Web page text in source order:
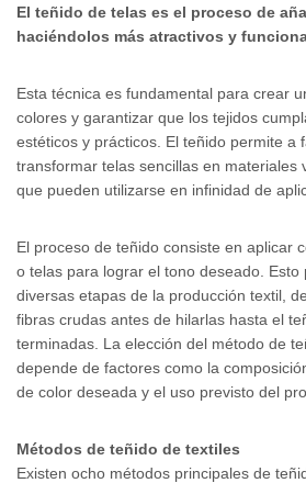
El teñido de telas es el proceso de
haciéndolos más atractivos y
Esta técnica es fundamental para crear
colores y garantizar que los tejidos
estéticos y prácticos. El teñido permite a
transformar telas sencillas en materiales
que pueden utilizarse en infinidad de
El proceso de teñido consiste en aplicar
o telas para lograr el tono deseado. Esto
diversas etapas de la producción textil,
fibras crudas antes de hilarlas hasta el
terminadas. La elección del método de
depende de factores como la
de color deseada y el uso previsto del
Métodos de teñido de textiles
Existen ocho métodos principales de